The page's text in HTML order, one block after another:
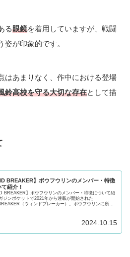
る眼鏡を着用していますが、戦闘
が印象的です。
はあまりなく、作中における登場
鈴高校を守る大切な存在として描
BREAKER】ボウフウリンのメンバー・特徴
紹介！
BREAKER】ボウフウリンのメンバー・特徴について紹
ジンポケットで2021年から連載が開始された
（ウィンドブレーカー）。ボウフウリンに所属
2024.10.15